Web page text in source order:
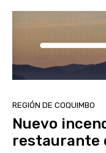
REGIÓN DE COQUIMBO
Nuevo
restaurante